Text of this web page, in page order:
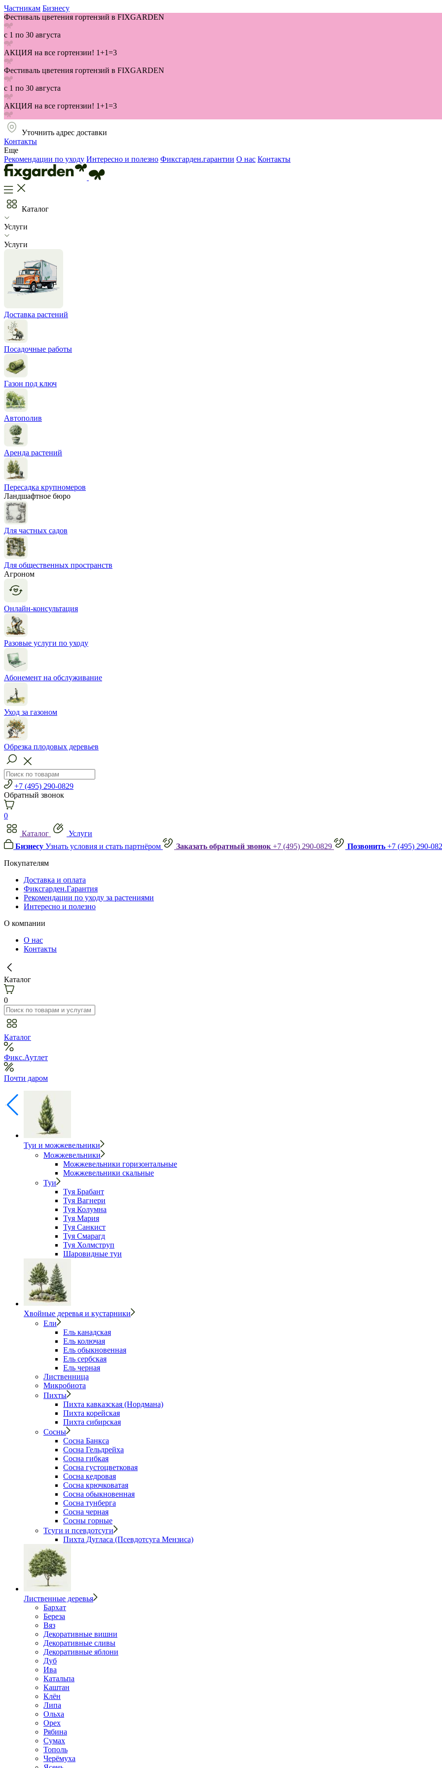
Частникам Бизнесу
Фестиваль цветения гортензий в FIXGARDEN
с 1 по 30 августа
АКЦИЯ на все гортензии! 1+1=3
Фестиваль цветения гортензий в FIXGARDEN
с 1 по 30 августа
АКЦИЯ на все гортензии! 1+1=3
Уточнить адрес доставки
Контакты
Еще
Рекомендации по уходу Интересно и полезно Фиксгарден.гарантии О нас Контакты
Каталог
Услуги
Услуги
Доставка растений
Посадочные работы
Газон под ключ
Автополив
Аренда растений
Пересадка крупномеров
Ландшафтное бюро
Для частных садов
Для общественных пространств
Агроном
Онлайн-консультация
Разовые услуги по уходу
Абонемент на обслуживание
Уход за газоном
Обрезка плодовых деревьев
+7 (495) 290-0829
Обратный звонок
0
Каталог
Услуги
Бизнесу Узнать условия и стать партнёром Заказать обратный звонок +7 (495) 290-0829 Позвонить +7 (495) 290-
Покупателям
Доставка и оплата
Фиксгарден.Гарантия
Рекомендации по уходу за растениями
Интересно и полезно
О компании
О нас
Контакты
Каталог
0
Каталог
Фикс.Аутлет
Почти даром
Туи и можжевельники
Можжевельники
Можжевельники горизонтальные
Можжевельники скальные
Туи
Туя Брабант
Туя Вагнери
Туя Колумна
Туя Мария
Туя Санкист
Туя Смарагд
Туя Холмструп
Шаровидные туи
Хвойные деревья и кустарники
Ели
Ель канадская
Ель колючая
Ель обыкновенная
Ель сербская
Ель черная
Лиственница
Микробиота
Пихты
Пихта кавказская (Нордмана)
Пихта корейская
Пихта сибирская
Сосны
Сосна Банкса
Сосна Гельдрейха
Сосна гибкая
Сосна густоцветковая
Сосна кедровая
Сосна крючковатая
Сосна обыкновенная
Сосна тунберга
Сосна черная
Сосны горные
Тсуги и псевдотсуги
Пихта Дугласа (Псевдотсуга Мензиса)
Лиственные деревья
Бархат
Береза
Вяз
Декоративные вишни
Декоративные сливы
Декоративные яблони
Дуб
Ива
Катальпа
Каштан
Клён
Липа
Ольха
Орех
Рябина
Сумах
Тополь
Черёмуха